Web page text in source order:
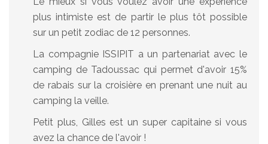
plus intimiste est de partir le plus tôt possible
sur un petit zodiac de 12 personnes.
La compagnie ISSIPIT a un partenariat avec le
camping de Tadoussac qui permet d'avoir 15%
de rabais sur la croisière en prenant une nuit au
camping la veille.
Petit plus, Gilles est un super capitaine si vous
avez la chance de l'avoir !